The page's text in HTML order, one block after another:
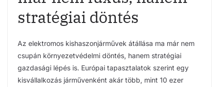
stratégiai döntés
Az elektromos kishaszonjárművek átállása ma már nem
csupán környezetvédelmi döntés, hanem stratégiai
gazdasági lépés is. Európai tapasztalatok szerint egy
kisvállalkozás járművenként akár több, mint 10 ezer